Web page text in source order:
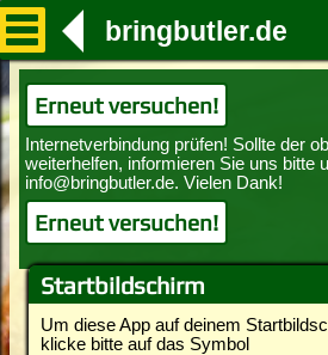
Startbildschirm
Um diese App auf deinem
klicke bitte auf das Symbol
bringbutler.de
Erneut versuchen!
Erneut versuchen!